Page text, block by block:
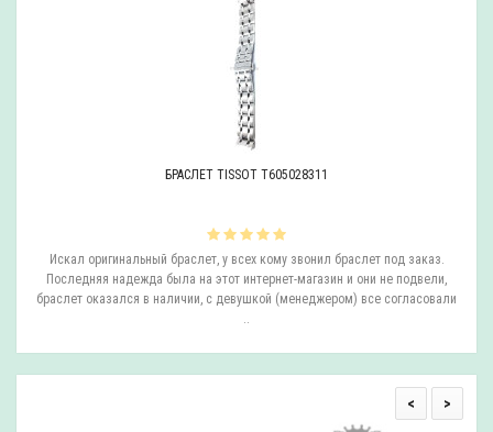
браслет под заказ.
и они не подвели,
все согласовали
РЕМЕШОК TISSOT T610027446
Отличный ремешок, беру в данном интернет-магазине
Точно знаю что у них оригинал и цена
< >